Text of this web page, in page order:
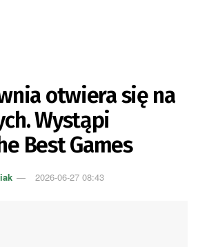
otwiera się na
Wystąpi
Best Games
2026-06-27 08:43